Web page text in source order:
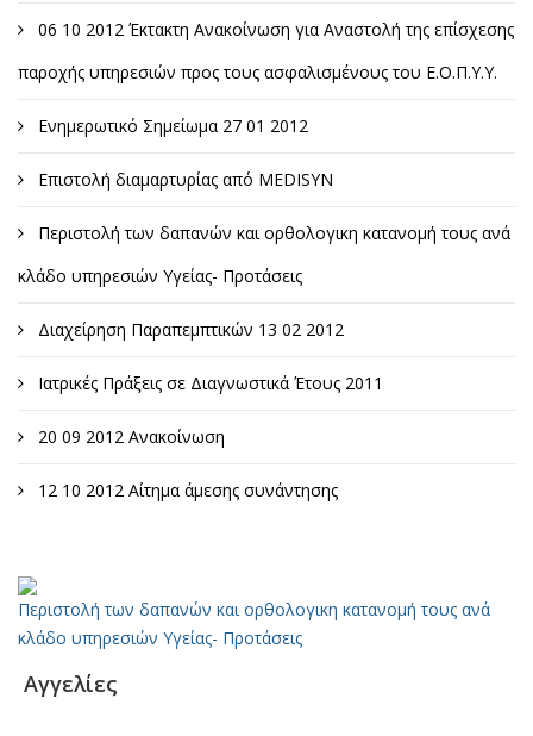
06 10 2012 Έκτακτη Ανακοίνωση για Αναστολή της επίσχεσης
παροχής υπηρεσιών προς τους ασφαλισμένους του Ε.Ο.Π.Υ.Υ.
Ενημερωτικό Σημείωμα 27 01 2012
Επιστολή διαμαρτυρίας από MEDISYN
Περιστολή των δαπανών και ορθολογικη κατανομή τους ανά
κλάδο υπηρεσιών Υγείας- Προτάσεις
Διαχείρηση Παραπεμπτικών 13 02 2012
Ιατρικές Πράξεις σε Διαγνωστικά Έτους 2011
20 09 2012 Ανακοίνωση
12 10 2012 Αίτημα άμεσης συνάντησης
Περιστολή των δαπανών και ορθολογικη κατανομή τους ανά
κλάδο υπηρεσιών Υγείας- Προτάσεις
Αγγελίες